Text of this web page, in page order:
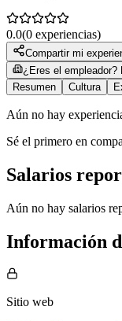
0.0(0 experiencias)
Compartir mi
¿Eres el empleador?
Resumen
Cultura
Aún no hay
Sé el primero en
Salarios
Aún no hay salarios
Información
Sitio web